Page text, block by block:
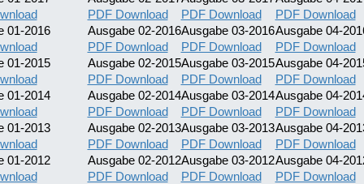
PDF Download
PDF Download
PDF Download
01-2016
Ausgabe 02-2016
PDF Download
Ausgabe 03-2016
PDF Download
Ausgabe 04-
PDF Download
01-2015
Ausgabe 02-2015
PDF Download
Ausgabe 03-2015
PDF Download
Ausgabe 04-
PDF Download
01-2014
Ausgabe 02-2014
PDF Download
Ausgabe 03-2014
PDF Download
Ausgabe 04-
PDF Download
01-2013
Ausgabe 02-2013
PDF Download
Ausgabe 03-2013
PDF Download
Ausgabe 04-
PDF Download
01-2012
Ausgabe 02-2012
PDF Download
Ausgabe 03-2012
PDF Download
Ausgabe 04-
PDF Download